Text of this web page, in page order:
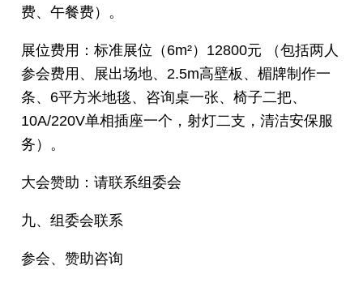
费、午餐费）。
展位费用：标准展位（6m²）12800元 （包括两人
参会费用、展出场地、2.5m高壁板、楣牌制作一
条、6平方米地毯、咨询桌一张、椅子二把、
10A/220V单相插座一个，射灯二支，清洁安保服
务）。
大会赞助：请联系组委会
九、组委会联系
参会、赞助咨询